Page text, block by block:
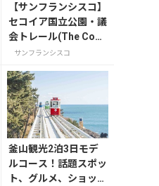
【サンフランシスコ】
セコイア国立公園・議
会トレール(The Cong
ress Trail)
サンフランシスコ
釜山観光2泊3日モデ
ルコース！話題スポッ
ト、グルメ、ショッピ